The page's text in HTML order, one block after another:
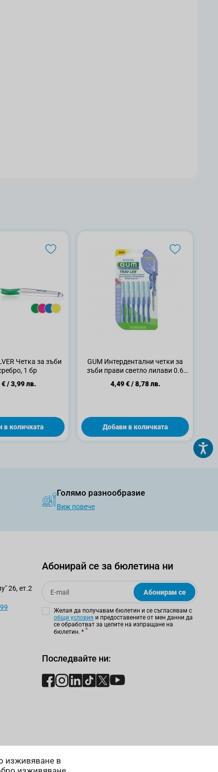
изживяване в
Четка за зъби
1 бр
€/3,99 лв.
в количката
GUM Интердентални четки за
зъби прави светло лилави 0.6
4,49 €/8,78 лв.
Добави в количката
Голямо разнообразие
Виж повече
26, ет.2
Абонирай се за бюлетина ни
Email
Абонирам се
Желая да получавам бюлетин и се съгласявам с
общи условия и предоставените от мен данни да
се обработват за целите на изпращане на
бюлетин. *
Последвайте ни: